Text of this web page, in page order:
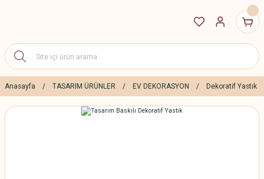
Anasayfa TASARIM ÜRÜNLER EV DEKORASYON Dekoratif Yastık